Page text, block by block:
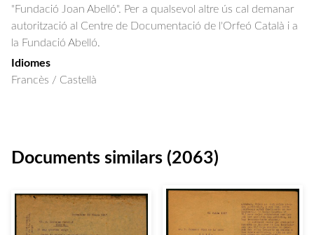
"Fundació Joan Abelló". Per a qualsevol altre ús cal demanar
autorització al Centre de Documentació de l'Orfeó Català i a
la Fundació Abelló.
Idiomes
Francès / Castellà
Documents similars (2063)